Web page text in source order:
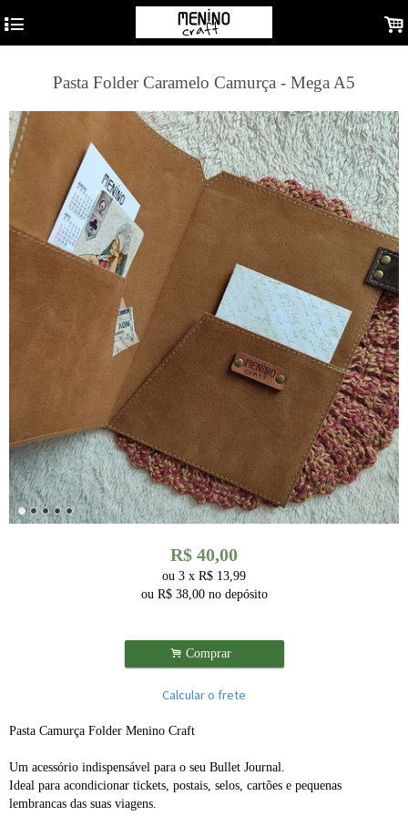
4 .
Pasta Folder Caramelo Camurça - Mega A5
R$ 40,00
ou 3 x R$ 13,99
ou R$ 38,00 no depósito
. Comprar
Calcular o frete
Pasta Camurça Folder Menino Craft
Um acessório indispensável para o seu Bullet Journal.
Ideal para acondicionar tickets, postais, selos, cartões e pequenas
lembrancas das suas viagens.